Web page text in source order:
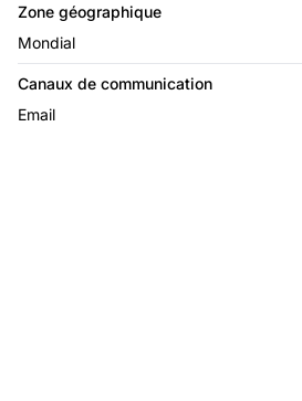
Zone géographique
Mondial
Canaux de communication
Email